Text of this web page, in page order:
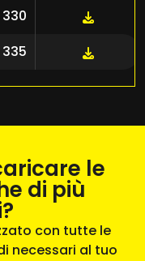
330
335
le
di più
con tutte le
necessari al tuo